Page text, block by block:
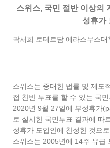
Development
스위스, 국민 절반 이상의
성휴가
곽서희 로테르담 에라스무스
스위스는 중대한 법률 및 제도
접 찬반 투표를 할 수 있는 국
2020년 9월 27일에 부성휴가
로 실시한 국민투표 결과에 따
성휴가 도입안에 찬성한 것으
스위스는 2005년에 14주 유급